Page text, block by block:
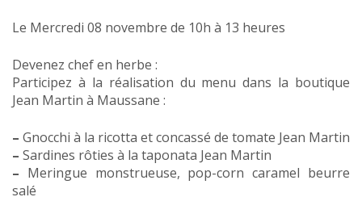
Le Mercredi 08 novembre de 10h à 13 heures
Devenez chef en herbe :
Participez à la réalisation du menu dans la boutique
Jean Martin à Maussane :
– Gnocchi à la ricotta et concassé de tomate Jean Martin
– Sardines rôties à la taponata Jean Martin
– Meringue monstrueuse, pop-corn caramel beurre
salé